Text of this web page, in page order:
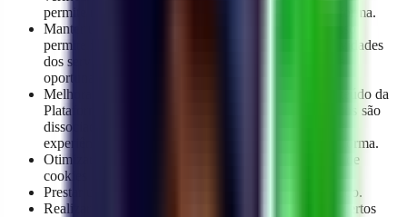
permite manter a segurança e a integridade da Plataforma.
Manter uma comunicação eficaz com os usuários. Isso
permite informar sobre atualizações importantes, novidades
dos serviços ou resolver qualquer dúvida de maneira
oportuna.
Melhorar continuamente as funcionalidades e o conteúdo da
Plataforma. Para esse fim, as informações dos usuários são
dissociadas ou anonimizadas, o que permite avaliar a
experiência do usuário e otimizar o Site e/ou a Plataforma.
Otimizar a navegação e o uso do site através do uso de
cookies e outras tecnologias.
Prestar um serviço de atendimento ao cliente adequado.
Realizar as transferências de dados necessárias. Em certos